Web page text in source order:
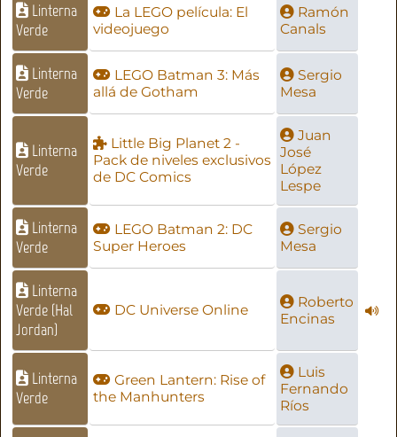
Linterna
Verde
La LEGO película: El
videojuego
Ramón
Canals
Linterna
Verde
LEGO Batman 3: Más
allá de Gotham
Sergio
Mesa
Linterna
Verde
Little Big Planet 2 -
Pack de niveles exclusivos
de DC Comics
Juan
José
López
Lespe
Linterna
Verde
LEGO Batman 2: DC
Super Heroes
Sergio
Mesa
Linterna
Verde (Hal
Jordan)
DC Universe Online
Roberto
Encinas
Linterna
Verde
Green Lantern: Rise of
the Manhunters
Luis
Fernando
Ríos